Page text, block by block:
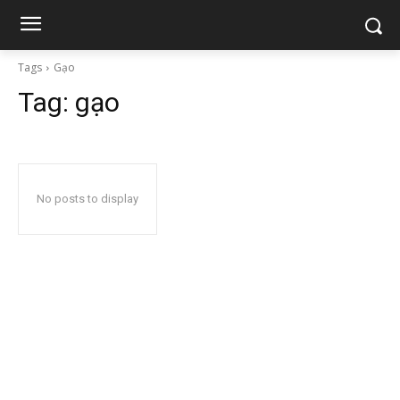
Tags Gạo
Tag: gạo
No posts to display